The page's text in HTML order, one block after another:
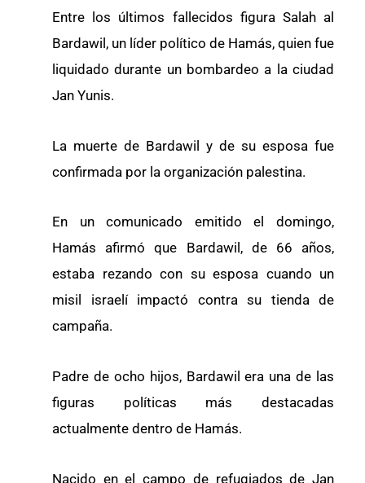
Entre los últimos fallecidos figura Salah al
Bardawil, un líder político de Hamás, quien fue
liquidado durante un bombardeo a la ciudad
Jan Yunis.
La muerte de Bardawil y de su esposa fue
confirmada por la organización palestina.
En un comunicado emitido el domingo,
Hamás afirmó que Bardawil, de 66 años,
estaba rezando con su esposa cuando un
misil israelí impactó contra su tienda de
campaña.
Padre de ocho hijos, Bardawil era una de las
figuras políticas más destacadas
actualmente dentro de Hamás.
Nacido en el campo de refugiados de Jan